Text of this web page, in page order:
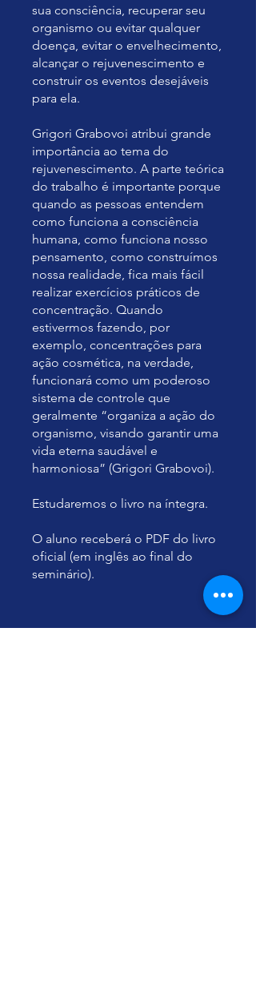
sua consciência, recuperar seu
organismo ou evitar qualquer
doença, evitar o envelhecimento,
alcançar o rejuvenescimento e
construir os eventos desejáveis
para ela.
Grigori Grabovoi atribui grande
importância ao tema do
rejuvenescimento. A parte teórica
do trabalho é importante porque
quando as pessoas entendem
como funciona a consciência
humana, como funciona nosso
pensamento, como construímos
nossa realidade, fica mais fácil
realizar exercícios práticos de
concentração. Quando
estivermos fazendo, por
exemplo, concentrações para
ação cosmética, na verdade,
funcionará como um poderoso
sistema de controle que
geralmente “organiza a ação do
organismo, visando garantir uma
vida eterna saudável e
harmoniosa” (Grigori Grabovoi).
Estudaremos o livro na íntegra.
O aluno receberá o PDF do livro
oficial (em inglês ao final do
seminário).